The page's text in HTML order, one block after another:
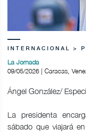
INTERNACIONAL >
La Jornada
09/05/2026 | Caracas,
Ángel González/
La presidenta
sábado que viajará